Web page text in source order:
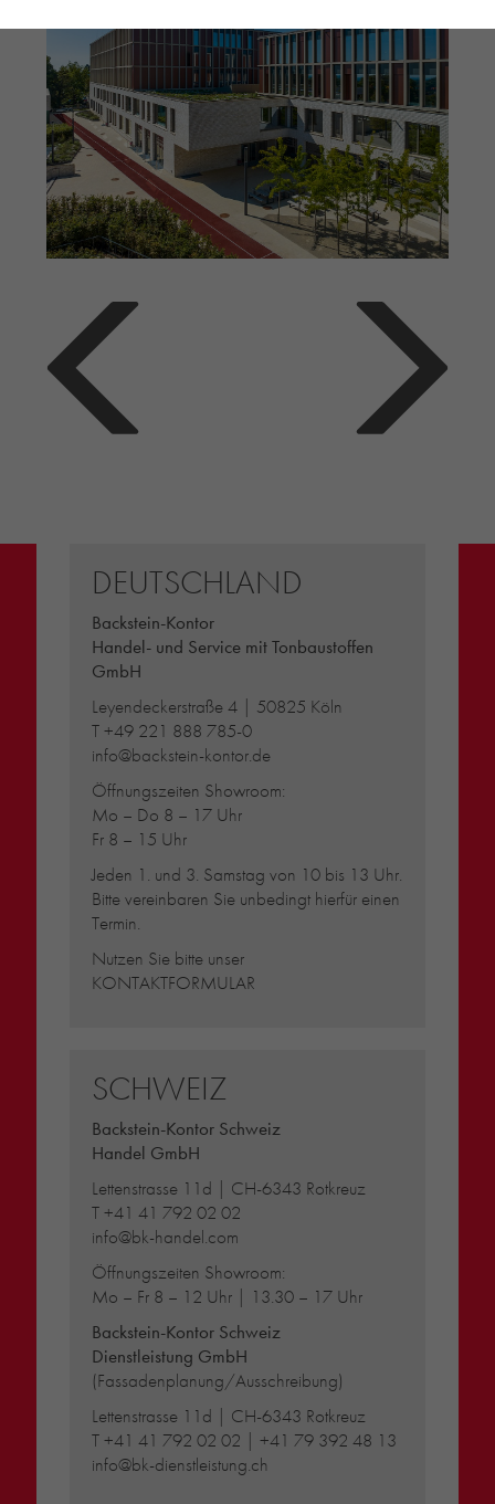
DEUTSCHLAND
Backstein-Kontor
Handel- und Service mit Tonbaustoffen
GmbH
Leyendeckerstraße 4 | 50825 Köln
T+49 221 888 785-0
info@backstein-kontor.de
Öffnungszeiten Showroom:
Mo – Do 8 – 17 Uhr
Fr 8 – 15 Uhr
Jeden 1. und 3. Samstag von 10 bis 13 Uhr.
Bitte vereinbaren Sie unbedingt hierfür einen
Termin.
Nutzen Sie bitte unser
KONTAKTFORMULAR
SCHWEIZ
Backstein-Kontor Schweiz
Handel GmbH
Lettenstrasse 11d | CH-6343 Rotkreuz
T+41 41 792 02 02
info@bk-handel.com
Öffnungszeiten Showroom:
Mo – Fr 8 – 12 Uhr | 13.30 – 17 Uhr
Backstein-Kontor Schweiz
Dienstleistung GmbH
(Fassadenplanung/Ausschreibung)
Lettenstrasse 11d | CH-6343 Rotkreuz
T+41 41 792 02 02 |+41 79 392 48 13
info@bk-dienstleistung.ch